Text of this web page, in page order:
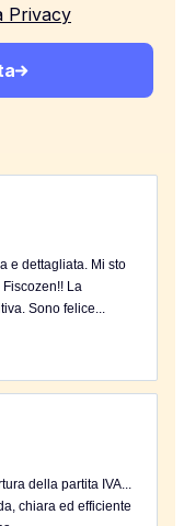
Privacy
e dettagliata. Mi sto
La
Sono felice...
della partita IVA...
chiara ed efficiente